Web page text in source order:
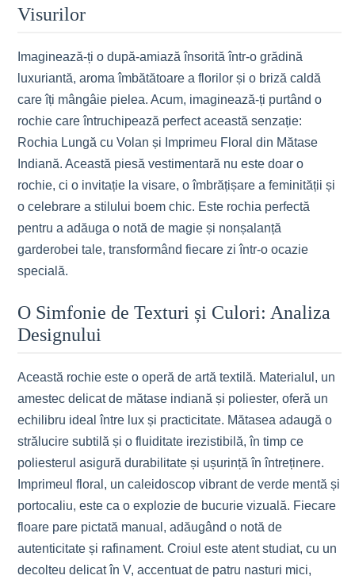
Visurilor
Imaginează-ți o după-amiază însorită într-o grădină
luxuriantă, aroma îmbătătoare a florilor și o briză caldă
care îți mângâie pielea. Acum, imaginează-ți purtând o
rochie care întruchipează perfect această senzație:
Rochia Lungă cu Volan și Imprimeu Floral din Mătase
Indiană. Această piesă vestimentară nu este doar o
rochie, ci o invitație la visare, o îmbrățișare a feminității și
o celebrare a stilului boem chic. Este rochia perfectă
pentru a adăuga o notă de magie și nonșalanță
garderobei tale, transformând fiecare zi într-o ocazie
specială.
O Simfonie de Texturi și Culori: Analiza
Designului
Această rochie este o operă de artă textilă. Materialul, un
amestec delicat de mătase indiană și poliester, oferă un
echilibru ideal între lux și practicitate. Mătasea adaugă o
strălucire subtilă și o fluiditate irezistibilă, în timp ce
poliesterul asigură durabilitate și ușurință în întreținere.
Imprimeul floral, un caleidoscop vibrant de verde mentă și
portocaliu, este ca o explozie de bucurie vizuală. Fiecare
floare pare pictată manual, adăugând o notă de
autenticitate și rafinament. Croiul este atent studiat, cu un
decolteu delicat în V, accentuat de patru nasturi mici,